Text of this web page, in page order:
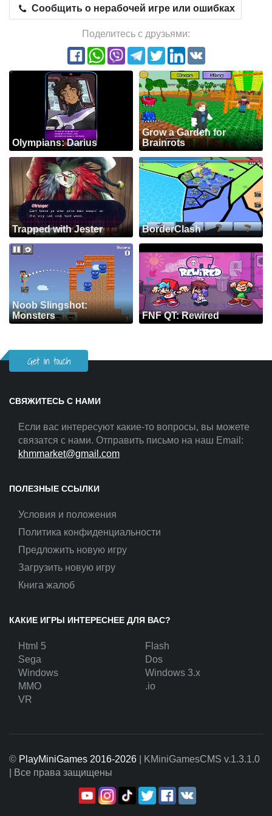
Сообщить о нерабочей игре или ошибках
Поделитесь с друзьями:
Olympians: Darius
Grow a Garden for
Brainrots
Trapped with Jester BorderClash
Noob Slingshot:
Monsters
FNF QT: Rewired
Get in touch
СВЯЖИТЕСЬ С НАМИ
Если вас интересуют какие-то вопросы, вы можете
связатся с нами. Отправить письмо на наш Email:
khmmarket@gmail.com
ПОЛЕЗНЫЕ ССЫЛКИ
Условия и положения
Политика конфиденциальности
Предложить новую игру
Загрузить новую игру
Книга жалоб
КАКИЕ ИГРЫ ИНТЕРЕСНЕЕ ДЛЯ ВАС?
Html 5
Flash
Sega
Dos
Windows
Windows 3.x
MMO
.io
VR
© PlayMiniGames 2016-2026 | KMiniGamesCMS v.1.3.1.0
| Все права защищены